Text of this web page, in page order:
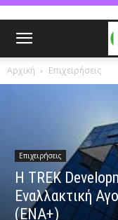
Αρχική Επιχειρήσεις
Επιχειρήσεις
H TREK
Εναλλακτική
(ΕΝΑ+)